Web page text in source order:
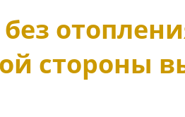
стороны